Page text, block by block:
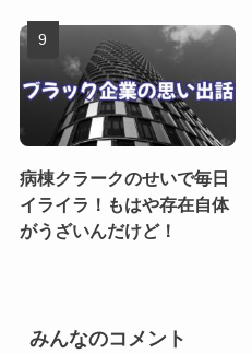
病棟クラークのせいで毎日
イライラ！もはや存在自体
がうざいんだけど！
みんなのコメント